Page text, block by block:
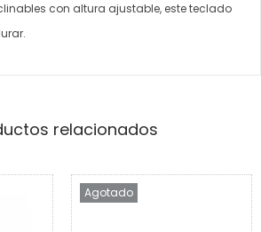
con altura ajustable, este teclado
relacionados
Agotado